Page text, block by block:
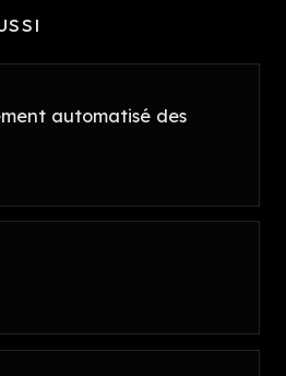
automatisé des